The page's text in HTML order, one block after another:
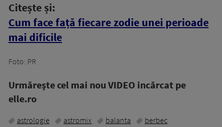
Citește și:
Cum face față fiecare zodie unei perioade
mai dificile
Foto: PR
Urmăreşte cel mai nou VIDEO incărcat pe
elle.ro
astrologie astromix balanta
berbec